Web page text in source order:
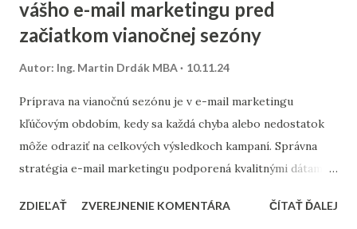
vášho e-mail marketingu pred
začiatkom vianočnej sezóny
Autor: Ing. Martin Drdák MBA 10.11.24
Príprava na vianočnú sezónu je v e-mail marketingu
kľúčovým obdobím, kedy sa každá chyba alebo nedostatok
môže odraziť na celkových výsledkoch kampaní. Správna
stratégia e-mail marketingu podporená kvalitnými dátami a
priniesť nárast predajov aj vysokú spokojnosť zákazníkov.
ZDIEĽAŤ ZVEREJNENIE KOMENTÁRA ČÍTAŤ ĎALEJ